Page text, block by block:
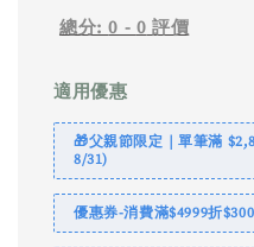
總分:0 - 0 評價
適用優惠
🎁父親節限定｜單筆滿
8/31)
優惠券-消費滿$4999折$300